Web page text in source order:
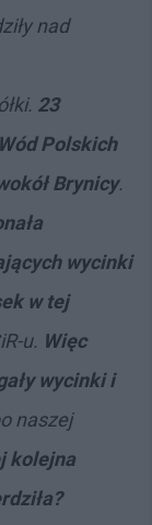
nad
23
Polskich
Brynicy.
wycinki
w tej
u. Więc
wycinki i
naszej
kolejna